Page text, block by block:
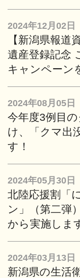
2024年12月02日
【新潟県報道
遺産登録記念
キャンペーン
2024年08月05日
今年度3例目
け、「クマ出
す！
2024年05月30日
北陸応援割「
ン」（第二弾
から実施しま
2024年03月13日
新潟県の生活